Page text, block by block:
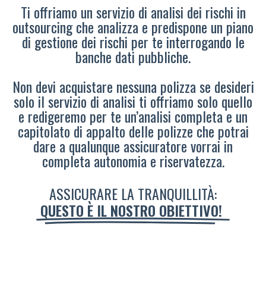
Ti offriamo un servizio di analisi dei rischi in
outsourcing che analizza e predispone un piano
di gestione dei rischi per te interrogando le
banche dati pubbliche.
Non devi acquistare nessuna polizza se desideri
solo il servizio di analisi ti offriamo solo quello
e redigeremo per te un’analisi completa e un
capitolato di appalto delle polizze che potrai
dare a qualunque assicuratore vorrai in
completa autonomia e riservatezza.
ASSICURARE LA TRANQUILLITÀ:
QUESTO È IL NOSTRO OBIETTIVO!